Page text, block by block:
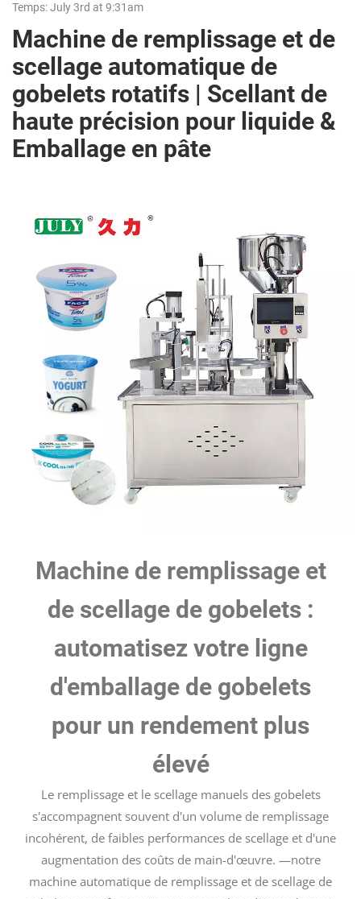
Temps: July 3rd at 9:31am
Machine de remplissage et de
scellage automatique de
gobelets rotatifs | Scellant de
haute précision pour liquide &
Emballage en pâte
Machine de remplissage et
de scellage de gobelets :
automatisez votre ligne
d'emballage de gobelets
pour un rendement plus
élevé
Le remplissage et le scellage manuels des gobelets
s'accompagnent souvent d'un volume de remplissage
incohérent, de faibles performances de scellage et d'une
augmentation des coûts de main-d'œuvre. —notre
machine automatique de remplissage et de scellage de